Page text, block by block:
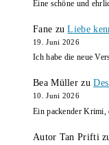
Eine schöne und
Fane zuLiebe
19. Juni 2026
Ich habe die neue
Bea Müller zu
10. Juni 2026
Ein packender Krimi,
Autor Tan Prifti